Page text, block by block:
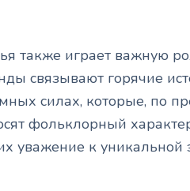
также играет важную
связывают горячие
силах, которые, по
фольклорный
уважение к уникальной